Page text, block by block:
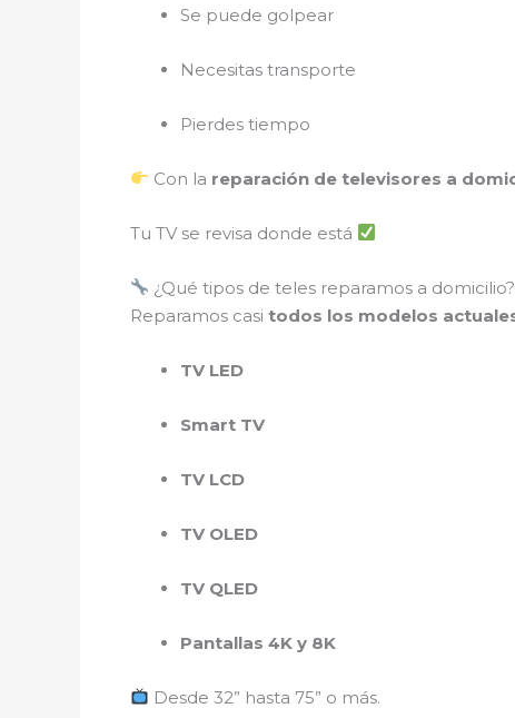
Se puede golpear
Necesitas transporte
Pierdes tiempo
Con la reparación de televisores a
Tu TV se revisa donde está
¿Qué tipos de teles reparamos a domicilio?
Reparamos casi todos los modelos
TV LED
Smart TV
TV LCD
TV OLED
TV QLED
Pantallas 4K y 8K
Desde 32” hasta 75” o más.